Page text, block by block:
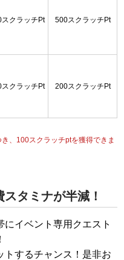
スクラッチPt 500スクラッチPt
スクラッチPt 200スクラッチPt
、100スクラッチptを獲得できま
タミナが半減！
にイベント専用クエスト
トするチャンス！是非お